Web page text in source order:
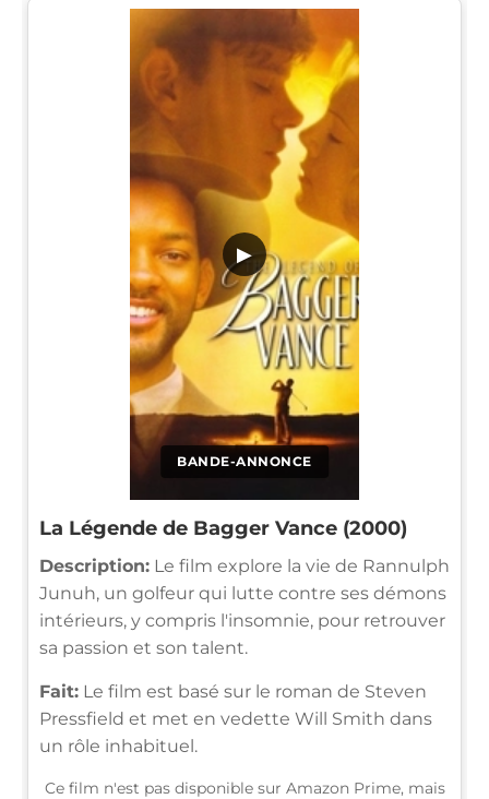
BANDE-ANNONCE
▶
La Légende de Bagger Vance (2000)
Description: Le film explore la vie de Rannulph
Junuh, un golfeur qui lutte contre ses démons
intérieurs, y compris l'insomnie, pour retrouver
sa passion et son talent.
Fait: Le film est basé sur le roman de Steven
Pressfield et met en vedette Will Smith dans
un rôle inhabituel.
Ce film n'est pas disponible sur Amazon Prime, mais